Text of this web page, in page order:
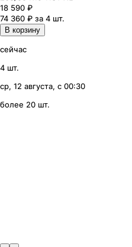
18 590 ₽
74 360 ₽ за 4 шт.
В корзину
сейчас
4 шт.
ср, 12 августа, с 00:30
более 20 шт.